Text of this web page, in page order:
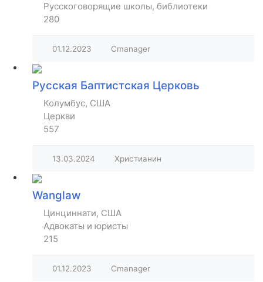
Русскоговорящие школы, библиотеки
280
01.12.2023 Cmanager
Русская Баптистская Церковь
Колумбус, США
Церкви
557
13.03.2024 Христианин
Wanglaw
Цинциннати, США
Адвокаты и юристы
215
01.12.2023 Cmanager